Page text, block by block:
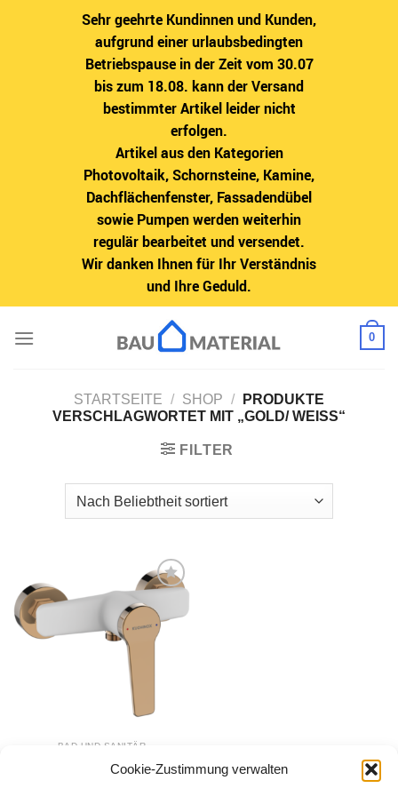
Sehr geehrte Kundinnen und Kunden,
aufgrund einer urlaubsbedingten
Betriebspause in der Zeit vom 30.07
bis zum 18.08. kann der Versand
bestimmter Artikel leider nicht
erfolgen.
Artikel aus den Kategorien
Photovoltaik, Schornsteine, Kamine,
Dachflächenfenster, Fassadendübel
sowie Pumpen werden weiterhin
regulär bearbeitet und versendet.
Wir danken Ihnen für Ihr Verständnis
und Ihre Geduld.
Cookie-Zustimmung verwalten
Inhalt
0
STARTSEITE / SHOP /
PRODUKTE
VERSCHLAGWORTET MIT „GOLD/ WEISS“
FILTER
Wunschliste
hinzufügen
BAD UND SANITÄR
Brausearmatur
Alanis weiß / gold